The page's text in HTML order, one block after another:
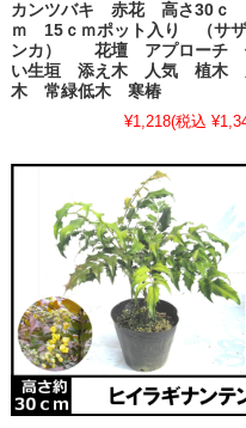
カンツバキ 赤花 高さ30ｃ
ｍ 15ｃｍポット入り （サザ
ンカ） 花壇 アプローチ
い生垣 添え木 人気 植木
木 常緑低木 寒椿
¥1,218(税込